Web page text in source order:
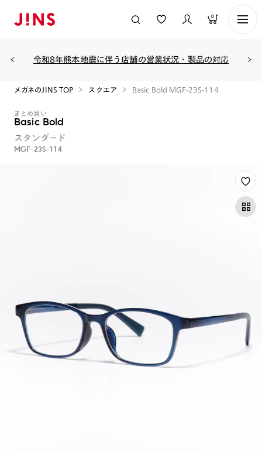
0
令和8年熊本地震に伴う店舗の営業状況・製品の対応
メガネのJINS TOP スクエア Basic Bold MGF-23S-114
まとめ買い
Basic Bold
スタンダード
MGF-23S-114